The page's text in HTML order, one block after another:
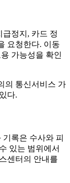
정지, 카드 정
요청한다. 이동
가능성을 확인
의 통신서비스 가
다.
록은 수사와 피
있는 범위에서
센터의 안내를